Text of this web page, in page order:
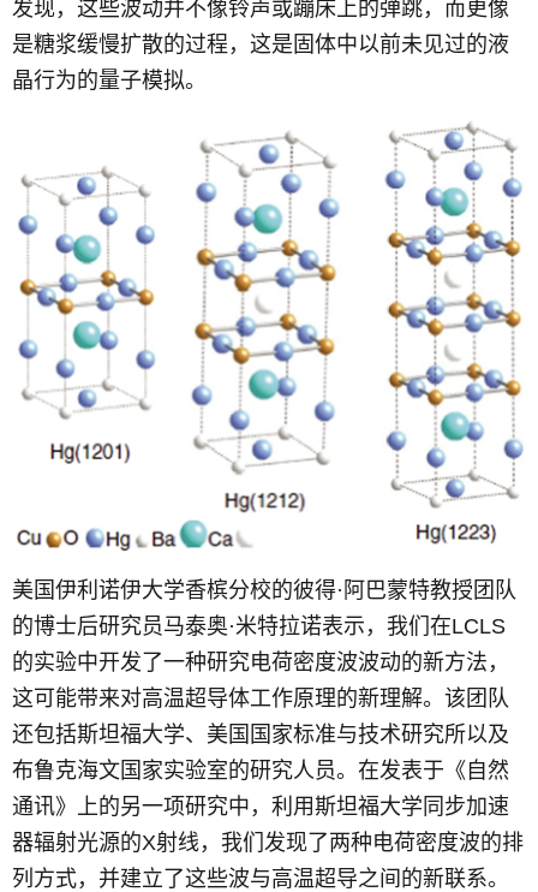
发现，这些波动并不像铃声或蹦床上的弹跳，而更像
是糖浆缓慢扩散的过程，这是固体中以前未见过的液
晶行为的量子模拟。
美国伊利诺伊大学香槟分校的彼得·阿巴蒙特教授团队
的博士后研究员马泰奥·米特拉诺表示，我们在LCLS
的实验中开发了一种研究电荷密度波波动的新方法，
这可能带来对高温超导体工作原理的新理解。该团队
还包括斯坦福大学、美国国家标准与技术研究所以及
布鲁克海文国家实验室的研究人员。在发表于《自然
通讯》上的另一项研究中，利用斯坦福大学同步加速
器辐射光源的X射线，我们发现了两种电荷密度波的排
列方式，并建立了这些波与高温超导之间的新联系。